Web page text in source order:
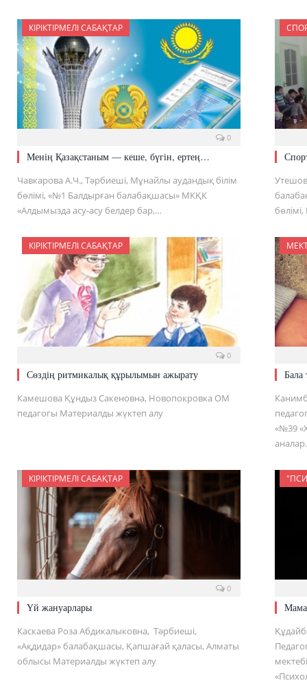
КІРІКТІРМЕЛІ САБАҚТАР
0
Менің Қазақстаным — кеше, бүгін, ертең…
Чавкарова А.Ч., Тәрбиеші, Мұнайлы аудандық білім
бөлімі, «№1 Балдырған балабақшасы» МКҚК
«Алдымызда асу-асу белдер бар,…
КІРІКТІРМЕЛІ САБАҚТАР
0
Сөздің ритмикалық құрылымын ажырату
Камешова Құндыз Сакеновна, Новопокровка ОМ
педагогы Материалды жүктеп алу
Бала
«№39
КІРІКТІРМЕЛІ САБАҚТАР
0
Үй жануарлары
Каскаева Роза Абдикалыковна, Тәрбиеші,
«Ақдидар» балабақшасы, Қапшағай қаласы, Алматы
облысы Материалды жүктеп алу